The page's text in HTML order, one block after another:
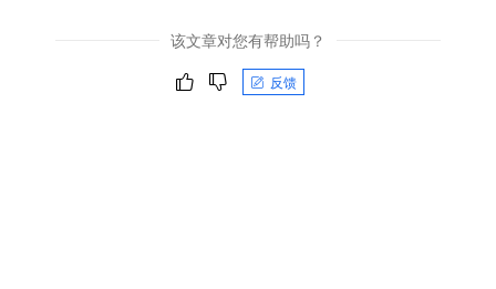
该文章对您有帮助吗？
反馈